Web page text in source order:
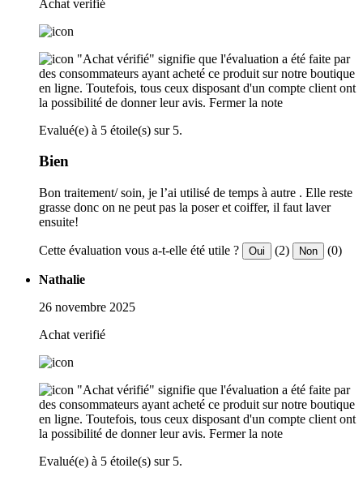
Achat verifié
"Achat vérifié" signifie que l'évaluation a été faite par
des consommateurs ayant acheté ce produit sur notre boutique
en ligne. Toutefois, tous ceux disposant d'un compte client ont
la possibilité de donner leur avis. Fermer la note
Evalué(e) à 5 étoile(s) sur 5.
Bien
Bon traitement/ soin, je l’ai utilisé de temps à autre . Elle reste
grasse donc on ne peut pas la poser et coiffer, il faut laver
ensuite!
Cette évaluation vous a-t-elle été utile ? Oui (2) Non (0)
Nathalie
26 novembre 2025
Achat verifié
"Achat vérifié" signifie que l'évaluation a été faite par
des consommateurs ayant acheté ce produit sur notre boutique
en ligne. Toutefois, tous ceux disposant d'un compte client ont
la possibilité de donner leur avis. Fermer la note
Evalué(e) à 5 étoile(s) sur 5.